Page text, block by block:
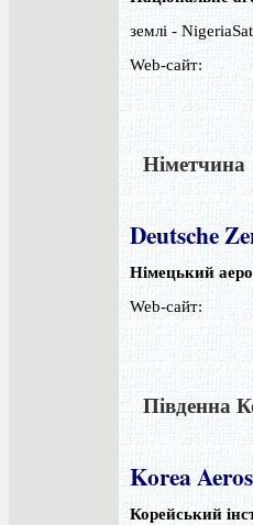
землі -
Web-сайт:
Німетчина
Deutsche
Німецький
Web-сайт:
Південна
Korea
Корейський